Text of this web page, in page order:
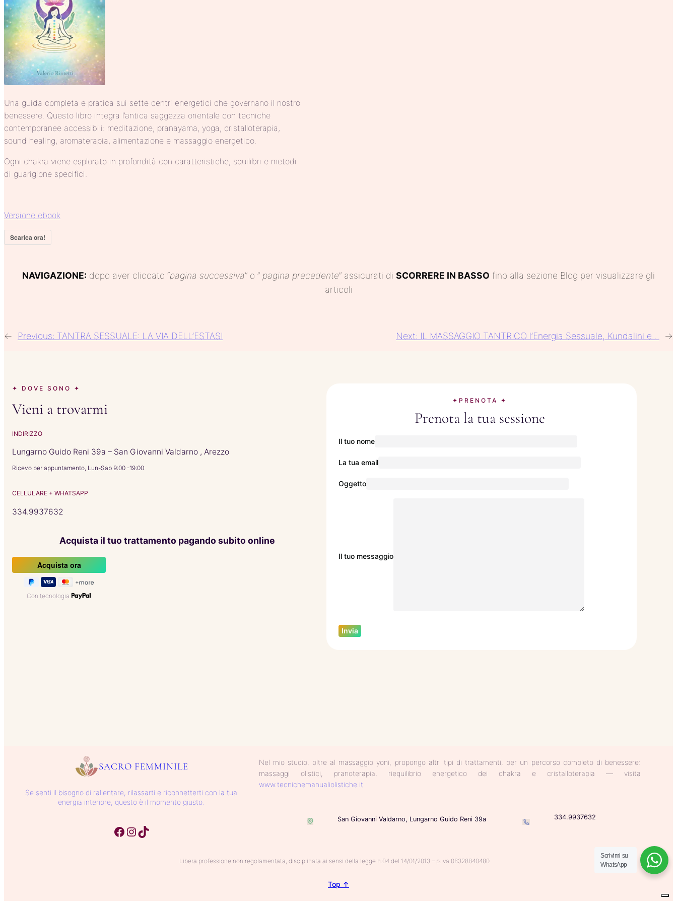
Una guida completa e pratica sui sette centri energetici che governano il nostro
benessere. Questo libro integra l’antica saggezza orientale con tecniche
contemporanee accessibili: meditazione, pranayama, yoga, cristalloterapia,
sound healing, aromaterapia, alimentazione e massaggio energetico.
Ogni chakra viene esplorato in profondità con caratteristiche, squilibri e metodi
di guarigione specifici.
Versione ebook
Scarica ora!
NAVIGAZIONE: dopo aver cliccato “pagina successiva” o ” pagina precedente” assicurati di SCORRERE IN BASSO fino alla sezione Blog per visualizzare gli
articoli
← Previous: TANTRA SESSUALE: LA VIA DELL’ESTASI Next: IL MASSAGGIO TANTRICO l’Energia Sessuale, Kundalini e… →
✦ DOVE SONO ✦
Vieni a trovarmi
INDIRIZZO
Lungarno Guido Reni 39a – San Giovanni Valdarno , Arezzo
Ricevo per appuntamento, Lun-Sab 9:00 -19:00
CELLULARE + WHATSAPP
334.9937632
Acquista il tuo trattamento pagando subito online
Con tecnologia
✦PRENOTA ✦
Prenota la tua sessione
Il tuo nome
La tua email
Oggetto
Il tuo messaggio
SACRO FEMMINILE
Se senti il bisogno di rallentare, rilassarti e riconnetterti con la tua
energia interiore, questo è il momento giusto.
Facebook Instagram TikTok
Nel mio studio, oltre al massaggio yoni, propongo altri tipi di trattamenti, per un percorso completo di benessere:
massaggi olistici, pranoterapia, riequilibrio energetico dei chakra e cristalloterapia — visita
www.tecnichemanualiolistiche.it
San Giovanni Valdarno, Lungarno Guido Reni 39a 334.9937632
Libera professione non regolamentata, disciplinata ai sensi della legge n.04 del 14/01/2013 – p.iva 06328840480
Top ↑
Scrivimi su
WhatsApp